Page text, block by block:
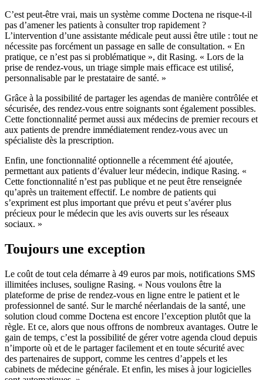
C’est peut-être vrai, mais un système comme Doctena ne risque-t-il
pas d’amener les patients à consulter trop rapidement ?
L’intervention d’une assistante médicale peut aussi être utile : tout ne
nécessite pas forcément un passage en salle de consultation. « En
pratique, ce n’est pas si problématique », dit Rasing. « Lors de la
prise de rendez-vous, un triage simple mais efficace est utilisé,
personnalisable par le prestataire de santé. »
Grâce à la possibilité de partager les agendas de manière contrôlée et
sécurisée, des rendez-vous entre soignants sont également possibles.
Cette fonctionnalité permet aussi aux médecins de premier recours et
aux patients de prendre immédiatement rendez-vous avec un
spécialiste dès la prescription.
Enfin, une fonctionnalité optionnelle a récemment été ajoutée,
permettant aux patients d’évaluer leur médecin, indique Rasing. «
Cette fonctionnalité n’est pas publique et ne peut être renseignée
qu’après un traitement effectif. Le nombre de patients qui
s’expriment est plus important que prévu et peut s’avérer plus
précieux pour le médecin que les avis ouverts sur les réseaux
sociaux. »
Toujours une exception
Le coût de tout cela démarre à 49 euros par mois, notifications SMS
illimitées incluses, souligne Rasing. « Nous voulons être la
plateforme de prise de rendez-vous en ligne entre le patient et le
professionnel de santé. Sur le marché néerlandais de la santé, une
solution cloud comme Doctena est encore l’exception plutôt que la
règle. Et ce, alors que nous offrons de nombreux avantages. Outre le
gain de temps, c’est la possibilité de gérer votre agenda cloud depuis
n’importe où et de le partager facilement et en toute sécurité avec
des partenaires de support, comme les centres d’appels et les
cabinets de médecine générale. Et enfin, les mises à jour logicielles